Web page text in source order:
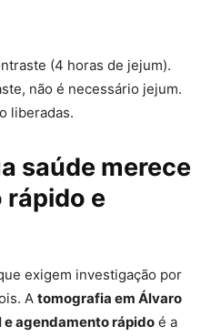
(4 horas de jejum).
não é necessário jejum.
liberadas.
saúde merece
e
exigem investigação por
A tomografia em Álvaro
agendamento rápido é a